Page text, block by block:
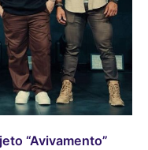
“Avivamento”